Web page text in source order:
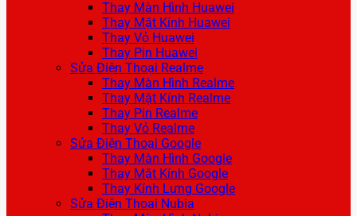
Thay Màn Hình Huawei
Thay Mặt Kính Huawei
Thay Vỏ Huawei
Thay Pin Huawei
Sửa Điện Thoại Realme
Thay Màn Hình Realme
Thay Mặt Kính Realme
Thay Pin Realme
Thay Vỏ Realme
Sửa Điện Thoại Google
Thay Màn Hình Google
Thay Mặt Kính Google
Thay Kính Lưng Google
Sửa Điện Thoại Nubia